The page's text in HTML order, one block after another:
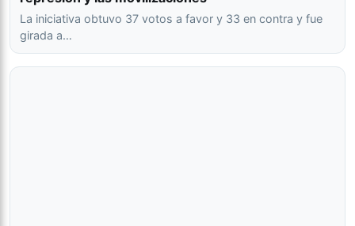
La iniciativa obtuvo 37 votos a favor y 33 en contra y fue
girada a…